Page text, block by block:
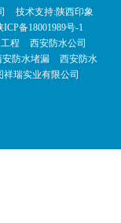
技术支持:陕西印象
ICP备18001989号-1
程
西安防水公司
安防水堵漏
西安防水
祥瑞实业有限公司